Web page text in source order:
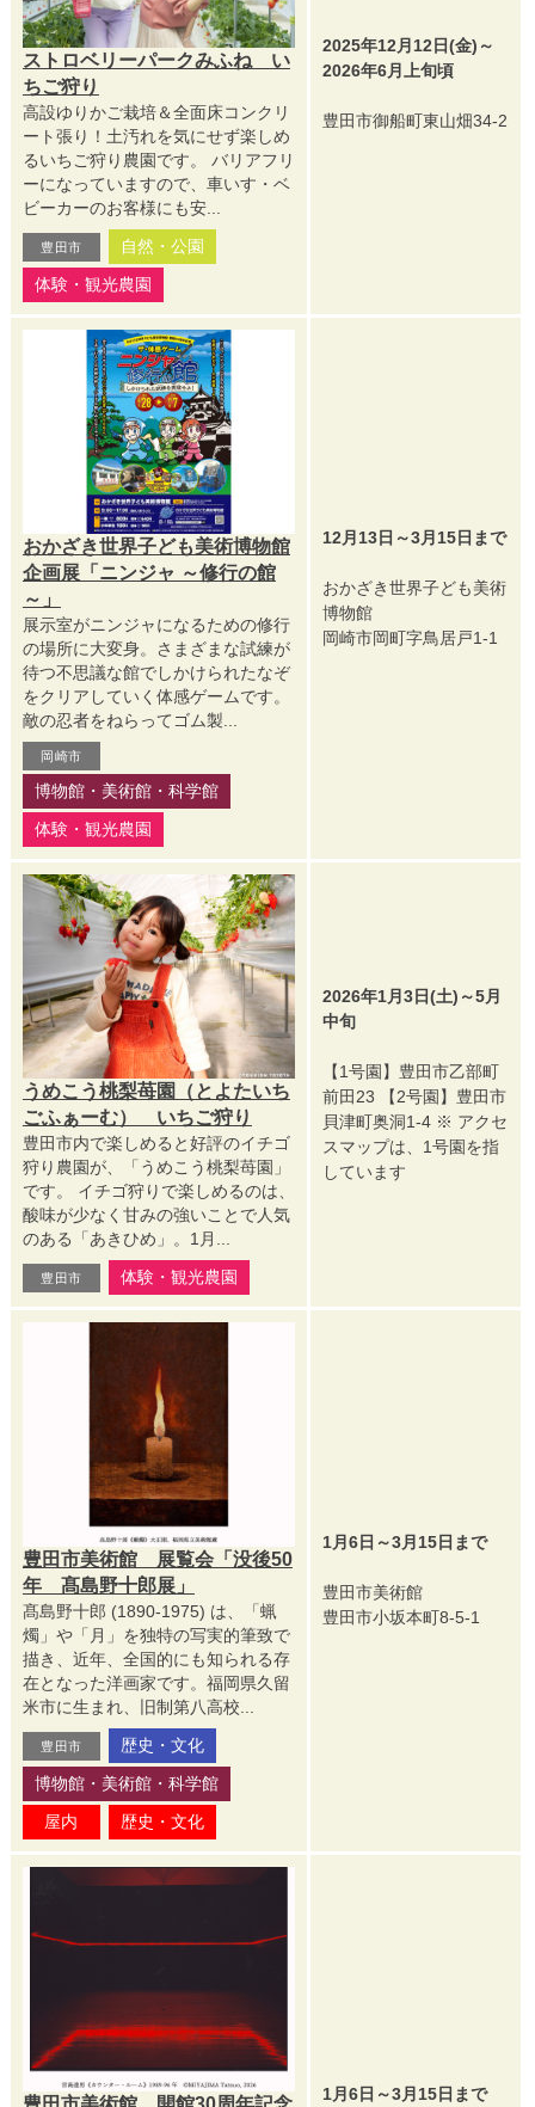
ストロベリーパークみふね い
ちご狩り
高設ゆりかご栽培＆全面床コンクリ
ート張り！土汚れを気にせず楽しめ
るいちご狩り農園です。 バリアフリ
ーになっていますので、車いす・ベ
ビーカーのお客様にも安...
豊田市
自然・公園
体験・観光農園
2025年12月12日(金)～
2026年6月上旬頃
豊田市御船町東山畑34-2
おかざき世界子ども美術博物館
企画展「ニンジャ ～修行の館
～」
展示室がニンジャになるための修行
の場所に大変身。さまざまな試練が
待つ不思議な館でしかけられたなぞ
をクリアしていく体感ゲームです。
敵の忍者をねらってゴム製...
岡崎市
博物館・美術館・科学館
体験・観光農園
12月13日～3月15日まで
おかざき世界子ども美術
博物館
岡崎市岡町字鳥居戸1-1
うめこう桃梨苺園（とよたいち
ごふぁーむ） いちご狩り
豊田市内で楽しめると好評のイチゴ
狩り農園が、「うめこう桃梨苺園」
です。 イチゴ狩りで楽しめるのは、
酸味が少なく甘みの強いことで人気
のある「あきひめ」。1月...
豊田市 体験・観光農園
2026年1月3日(土)～5月
中旬
【1号園】豊田市乙部町
前田23 【2号園】豊田市
貝津町奥洞1-4 ※ アクセ
スマップは、1号園を指
しています
豊田市美術館 展覧会「没後50
年 髙島野十郎展」
髙島野十郎 (1890-1975) は、「蝋
燭」や「月」を独特の写実的筆致で
描き、近年、全国的にも知られる存
在となった洋画家です。福岡県久留
米市に生まれ、旧制第八高校...
豊田市
歴史・文化
博物館・美術館・科学館
屋内
歴史・文化
1月6日～3月15日まで
豊田市美術館
豊田市小坂本町8-5-1
1月6日～3月15日まで